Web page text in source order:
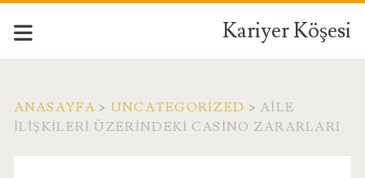
Kariyer Köşesi
ANASAYFA > UNCATEGORIZED > AILE
İLIŞKILERI ÜZERINDEKI CASINO ZARARLARI